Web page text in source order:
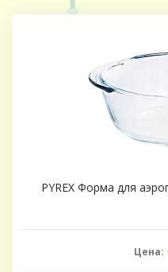
PYREX Форма для
Цена: